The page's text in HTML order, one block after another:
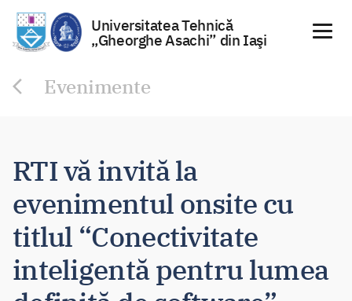
Universitatea Tehnică
„Gheorghe Asachi” din Iaşi
Evenimente
RTI vă invită la
evenimentul onsite cu
titlul “Conectivitate
inteligentă pentru lumea